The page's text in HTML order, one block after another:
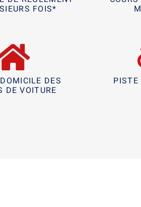
FOIS*
DES
DE VOITURE
PISTE